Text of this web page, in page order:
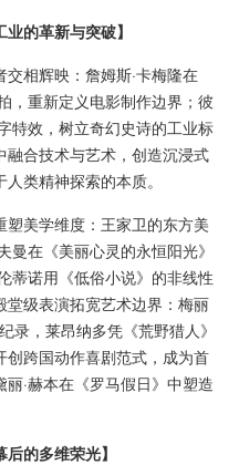
的革新与突破】
相辉映：詹姆斯·卡梅隆在
，重新定义电影制作边界；彼
特效，树立奇幻史诗的工业标
合技术与艺术，创造沉浸式
类精神探索的本质。
美学维度：王家卫的东方美
曼在《美丽心灵的永恒阳光》
蒂诺用《低俗小说》的非线性
级表演拓宽艺术边界：梅丽
录，莱昂纳多凭《荒野猎人》
跨国动作喜剧范式，成为首
·赫本在《罗马假日》中塑造
的多维荣光】